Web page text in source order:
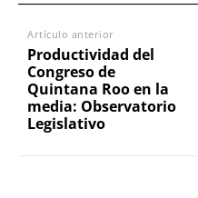
Artículo anterior
Productividad del
Congreso de
Quintana Roo en la
media: Observatorio
Legislativo